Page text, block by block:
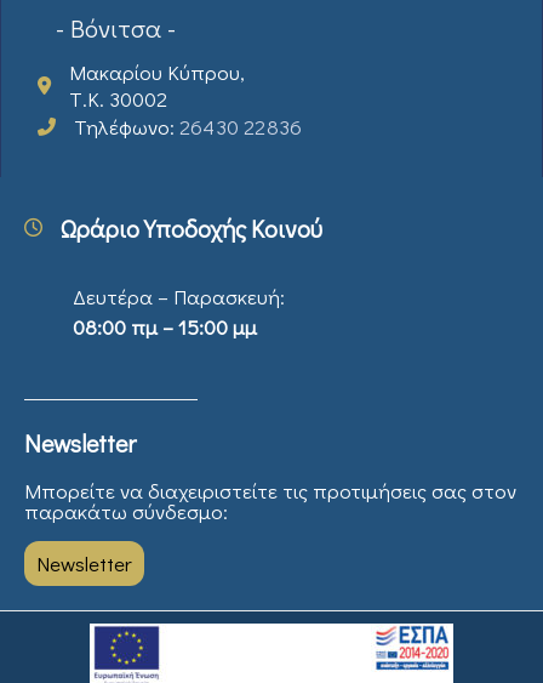
- Βόνιτσα -
Μακαρίου Κύπρου,
Τ.Κ. 30002
Τηλέφωνο: 26430 22836
Ωράριο Υποδοχής Κοινού
Δευτέρα – Παρασκευή:
08:00 πμ – 15:00 μμ
Newsletter
Μπορείτε να διαχειριστείτε τις προτιμήσεις σας στον
παρακάτω σύνδεσμο:
Newsletter